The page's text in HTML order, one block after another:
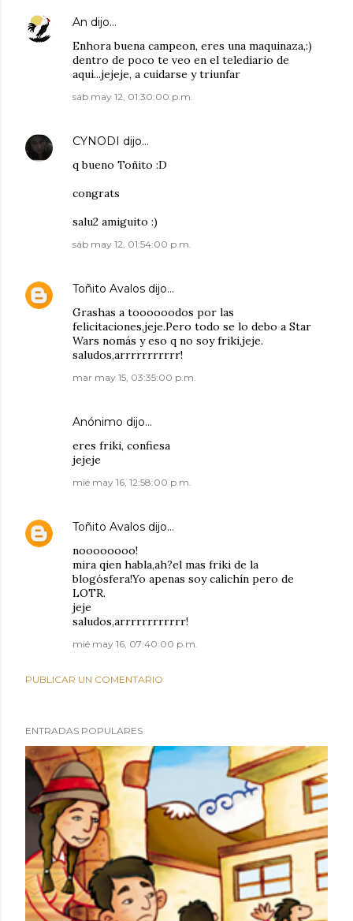
An dijo…
Enhora buena campeon, eres una maquinaza,:)
dentro de poco te veo en el telediario de
aqui...jejeje, a cuidarse y triunfar
sáb may 12, 01:30:00 p.m.
CYNODI dijo…
q bueno Toñito :D
congrats
salu2 amiguito :)
sáb may 12, 01:54:00 p.m.
Toñito Avalos dijo…
Grashas a toooooodos por las
felicitaciones,jeje.Pero todo se lo debo a Star
Wars nomás y eso q no soy friki,jeje.
saludos,arrrrrrrrrrr!
mar may 15, 03:35:00 p.m.
Anónimo dijo…
eres friki, confiesa
jejeje
mié may 16, 12:58:00 p.m.
Toñito Avalos dijo…
noooooooo!
mira qien habla,ah?el mas friki de la
blogósfera!Yo apenas soy calichín pero de
LOTR.
jeje
saludos,arrrrrrrrrrrr!
mié may 16, 07:40:00 p.m.
PUBLICAR UN COMENTARIO
ENTRADAS POPULARES